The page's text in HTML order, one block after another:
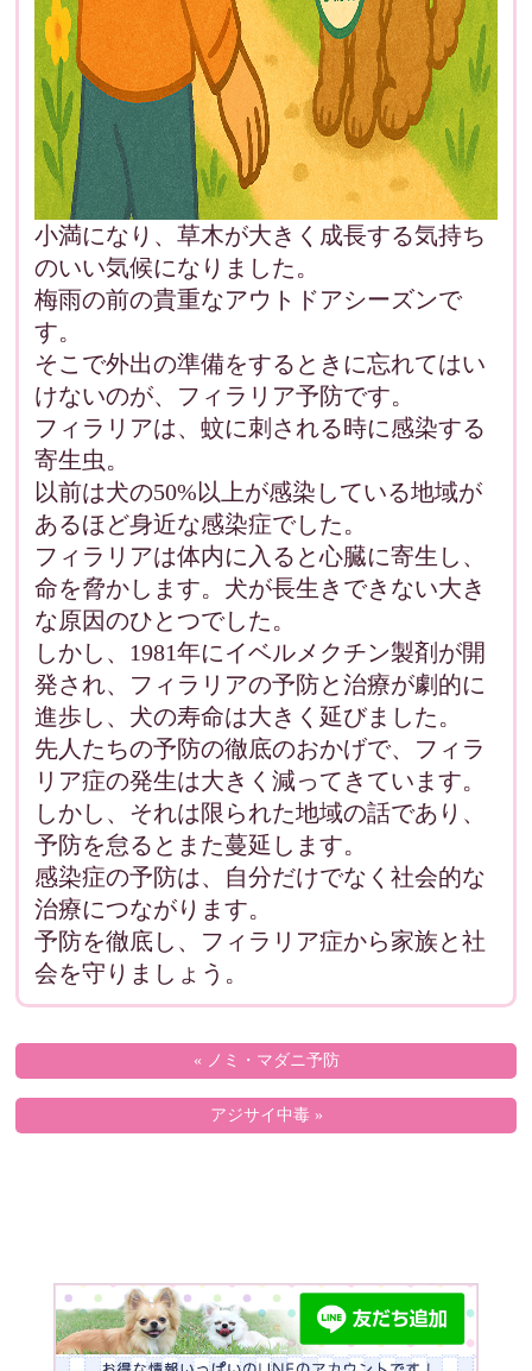
小満になり、草木が大きく成長する気持ち
のいい気候になりました。
梅雨の前の貴重なアウトドアシーズンで
す。
そこで外出の準備をするときに忘れてはい
けないのが、フィラリア予防です。
フィラリアは、蚊に刺される時に感染する
寄生虫。
以前は犬の50%以上が感染している地域が
あるほど身近な感染症でした。
フィラリアは体内に入ると心臓に寄生し、
命を脅かします。犬が長生きできない大き
な原因のひとつでした。
しかし、1981年にイベルメクチン製剤が開
発され、フィラリアの予防と治療が劇的に
進歩し、犬の寿命は大きく延びました。
先人たちの予防の徹底のおかげで、フィラ
リア症の発生は大きく減ってきています。
しかし、それは限られた地域の話であり、
予防を怠るとまた蔓延します。
感染症の予防は、自分だけでなく社会的な
治療につながります。
予防を徹底し、フィラリア症から家族と社
会を守りましょう。
« ノミ・マダニ予防
アジサイ中毒 »